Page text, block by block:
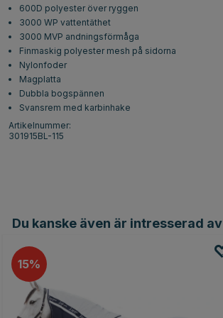
600D polyester över ryggen
3000 WP vattentäthet
3000 MVP andningsförmåga
Finmaskig polyester mesh på sidorna
Nylonfoder
Magplatta
Dubbla bogspännen
Svansrem med karbinhake
Artikelnummer:
301915BL-115
Du kanske även är intresserad av
15